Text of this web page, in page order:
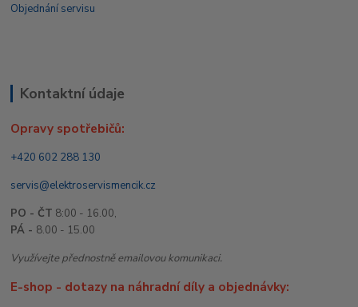
Objednání servisu
Kontaktní údaje
Opravy spotřebičů:
+420 602 288 130
servis@elektroservismencik.cz
PO - ČT 8:00 - 16.00,
PÁ - 8.00 - 15.00
Využívejte přednostně emailovou komunikaci.
E-shop - dotazy na náhradní díly a objednávky: